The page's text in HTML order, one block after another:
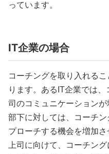
っています。
IT企業の場合
コーチングを取り入れる
ります。あるIT企業では
司のコミュニケーション
部下に対しては、コーチ
プローチする機会を増加
上司に向けて、コーチン